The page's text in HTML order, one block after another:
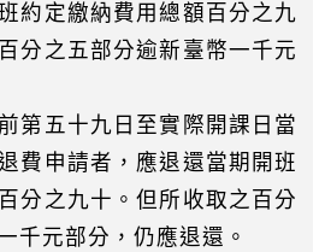
約定繳納費用總額百分之九
分之五部分逾新臺幣一千元
第五十九日至實際開課日當
費申請者，應退還當期開班
分之九十。但所收取之百分
千元部分，仍應退還。